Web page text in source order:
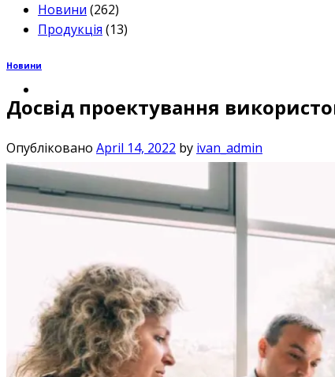
Новини (262)
Продукція (13)
Новини
Досвід проектування
Опубліковано April 14, 2022 by ivan_admin